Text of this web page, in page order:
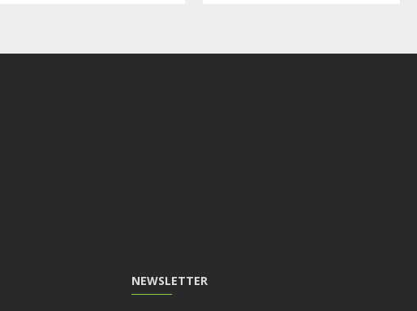
NEWSLETTER